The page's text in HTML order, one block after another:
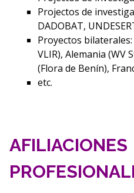
Projectos de
DADOBAT,
Proyectos bilaterales:
VLIR), Alemania (WV
(Flora de Benín),
etc.
AFILIACIONES